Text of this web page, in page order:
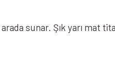
sunar. Şık yarı mat